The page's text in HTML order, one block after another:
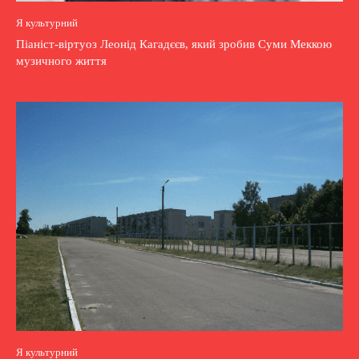
Я культурний
Піаніст-віртуоз Леонід Кагадєєв, який зробив Суми Меккою
музичного життя
Я культурний